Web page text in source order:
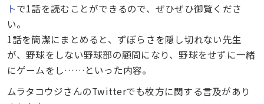
トで1話を読むことができるので、ぜひぜひ御覧くださ
い。
1話を簡潔にまとめると、ずぼらさを隠し切れない先生
が、野球をしない野球部の顧問になり、野球をせずに一緒
にゲームをし……といった内容。
ムラタコウジさんのTwitterでも枚方に関する言及があり